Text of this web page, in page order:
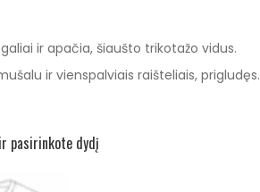
ir apačia, šiaušto trikotažo vidus.
ir vienspalviais raišteliais, prigludęs.
pasirinkote dydį